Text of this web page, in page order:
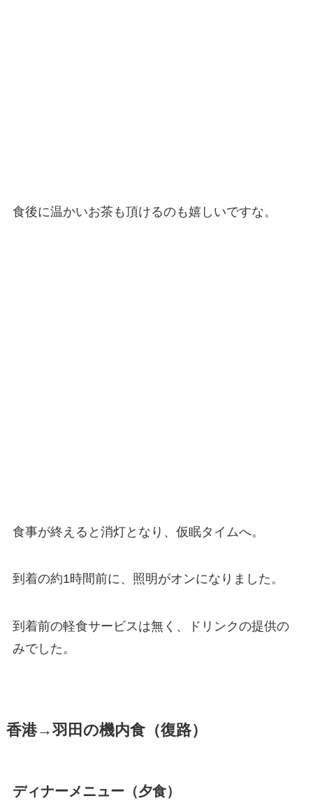
食後に温かいお茶も頂けるのも嬉しいですな。
食事が終えると消灯となり、仮眠タイムへ。
到着の約1時間前に、照明がオンになりました。
到着前の軽食サービスは無く、ドリンクの提供の
みでした。
香港→羽田の機内食（復路）
ディナーメニュー（夕食）